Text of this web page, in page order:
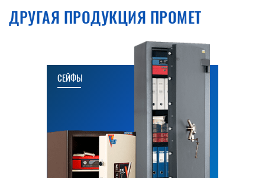
ДРУГАЯ ПРОДУКЦИЯ ПРОМЕТ
СЕЙФЫ